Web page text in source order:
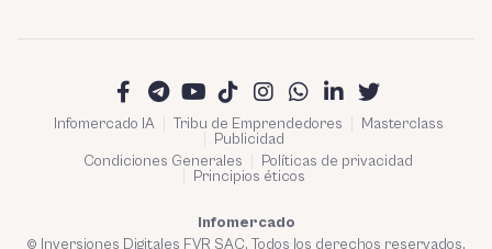
Infomercado IA Tribu de Emprendedores
Masterclass
Publicidad
Condiciones Generales
Políticas de privacidad
Principios éticos
Infomercado
© Inversiones Digitales FVR SAC. Todos los derechos reservados.